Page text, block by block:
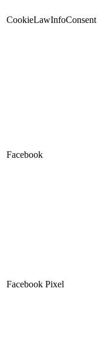
CookieLawInfoConsent
Facebook
Facebook Pixel